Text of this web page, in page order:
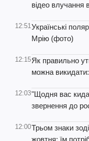
відео влучання
12:51Українські
Мрію (фото)
12:15Як правильно
можна
12:03"Щодня вас
звернення до
12:00Трьом знаки
жовтня: їм